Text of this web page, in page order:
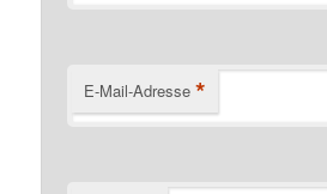
E-Mail-Adresse *